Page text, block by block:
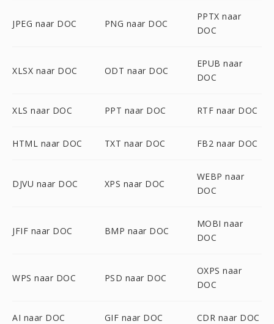
JPEG naar DOC PNG naar DOC
PPTX naar
DOC
XLSX naar DOC ODT naar DOC
EPUB naar
DOC
XLS naar DOC PPT naar DOC RTF naar DOC
HTML naar DOC TXT naar DOC FB2 naar DOC
DJVU naar DOC XPS naar DOC
WEBP naar
DOC
JFIF naar DOC BMP naar DOC
MOBI naar
DOC
WPS naar DOC PSD naar DOC
OXPS naar
DOC
AI naar DOC GIF naar DOC CDR naar DOC